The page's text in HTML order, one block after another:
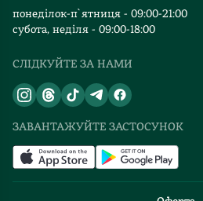
понеділок-п`ятниця - 09:00-21:00
субота, неділя - 09:00-18:00
СЛІДКУЙТЕ ЗА НАМИ
ЗАВАНТАЖУЙТЕ ЗАСТОСУНОК